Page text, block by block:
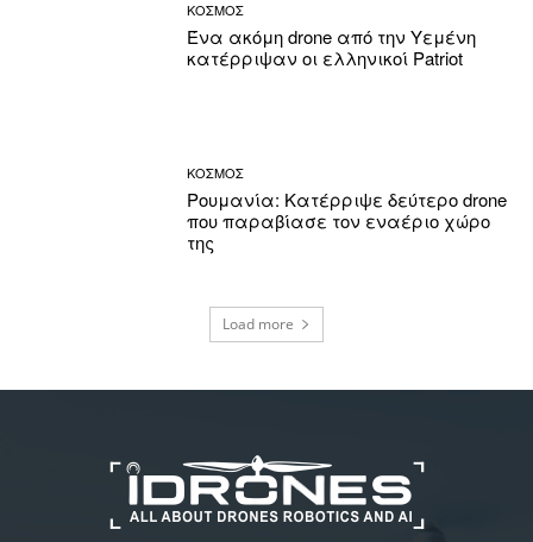
ΚΟΣΜΟΣ
Ένα ακόμη drone από την Υεμένη
κατέρριψαν οι ελληνικοί Patriot
ΚΟΣΜΟΣ
Ρουμανία: Κατέρριψε δεύτερο drone
που παραβίασε τον εναέριο χώρο
της
Load more